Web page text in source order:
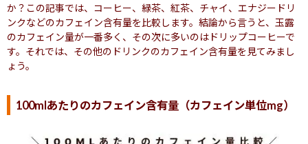
か？この記事では、コーヒー、緑茶、紅茶、チャイ、エナジードリ
ンクなどのカフェイン含有量を比較します。結論から言うと、玉露
のカフェイン量が一番多く、その次に多いのはドリップコーヒーで
す。それでは、その他のドリンクのカフェイン含有量を見てみまし
ょう。
100mlあたりのカフェイン含有量（カフェイン単位mg）